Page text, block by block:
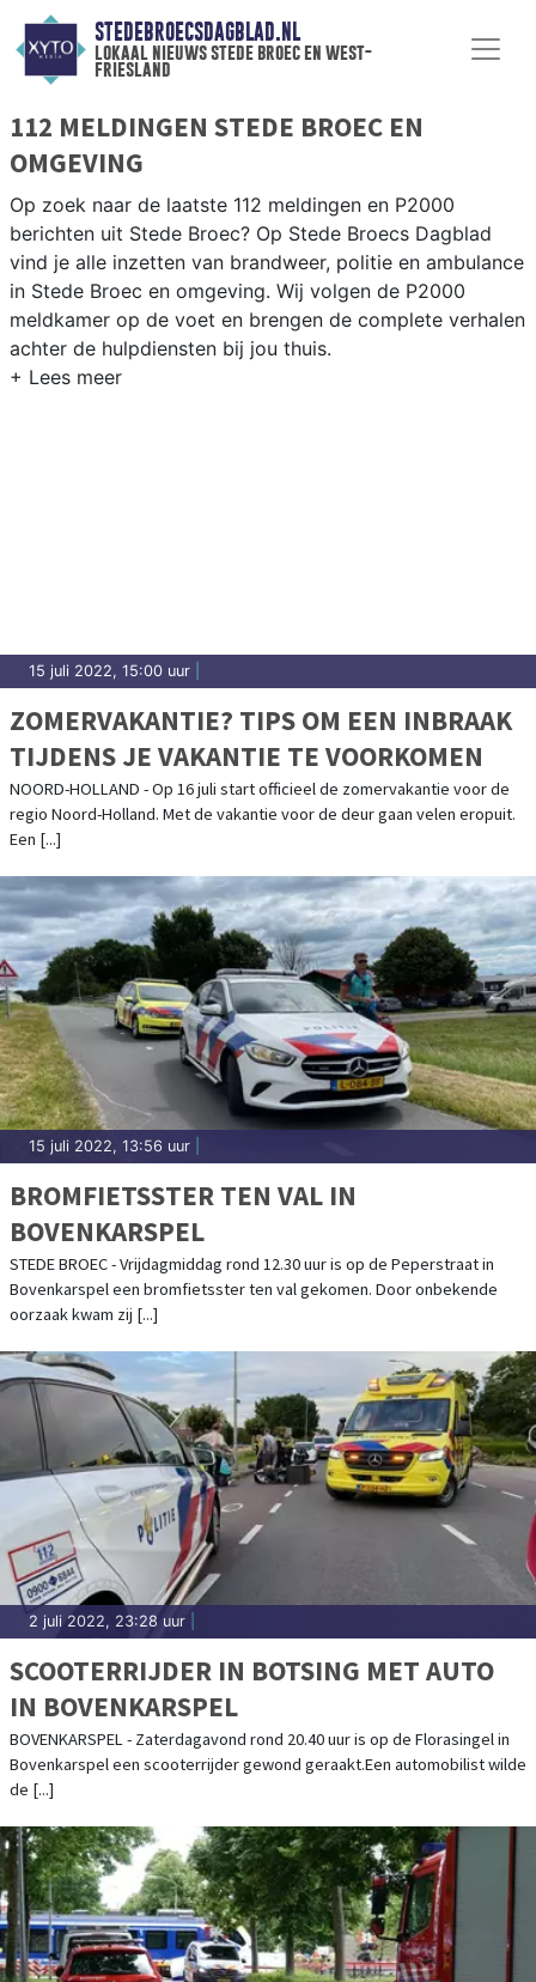
STEDEBROECSDAGBLAD.NL
lokaal nieuws stede broec en west-
friesland
112 MELDINGEN STEDE BROEC EN
OMGEVING
Op zoek naar de laatste 112 meldingen en P2000
berichten uit Stede Broec? Op Stede Broecs Dagblad
vind je alle inzetten van brandweer, politie en ambulance
in Stede Broec en omgeving. Wij volgen de P2000
meldkamer op de voet en brengen de complete verhalen
achter de hulpdiensten bij jou thuis.
15 juli 2022, 15:00 uur
ZOMERVAKANTIE? TIPS OM EEN INBRAAK
TIJDENS JE VAKANTIE TE VOORKOMEN
NOORD-HOLLAND - Op 16 juli start officieel de zomervakantie voor de
regio Noord-Holland. Met de vakantie voor de deur gaan velen eropuit.
Een [...]
15 juli 2022, 13:56 uur
BROMFIETSSTER TEN VAL IN
BOVENKARSPEL
STEDE BROEC - Vrijdagmiddag rond 12.30 uur is op de Peperstraat in
Bovenkarspel een bromfietsster ten val gekomen. Door onbekende
oorzaak kwam zij [...]
2 juli 2022, 23:28 uur
SCOOTERRIJDER IN BOTSING MET AUTO
IN BOVENKARSPEL
BOVENKARSPEL - Zaterdagavond rond 20.40 uur is op de Florasingel in
Bovenkarspel een scooterrijder gewond geraakt.Een automobilist wilde
de [...]